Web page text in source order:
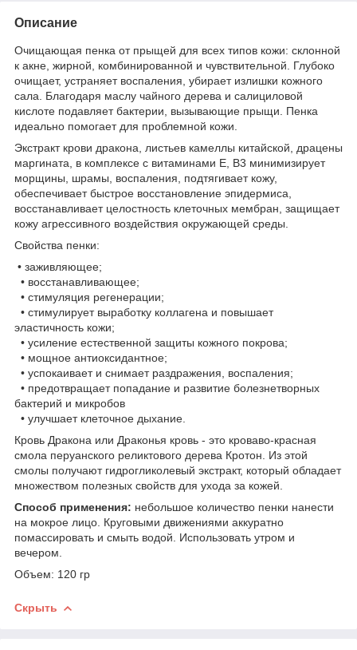
Описание
Очищающая пенка от прыщей для всех типов кожи: склонной
к акне, жирной, комбинированной и чувствительной. Глубоко
очищает, устраняет воспаления, убирает излишки кожного
сала. Благодаря маслу чайного дерева и салициловой
кислоте подавляет бактерии, вызывающие прыщи. Пенка
идеально помогает для проблемной кожи.
Экстракт крови дракона, листьев камеллы китайской, драцены
маргината, в комплексе с витаминами E, B3 минимизирует
морщины, шрамы, воспаления, подтягивает кожу,
обеспечивает быстрое восстановление эпидермиса,
восстанавливает целостность клеточных мембран, защищает
кожу агрессивного воздействия окружающей среды.
Свойства пенки:
• заживляющее;
• восстанавливающее;
• стимуляция регенерации;
• стимулирует выработку коллагена и повышает
эластичность кожи;
• усиление естественной защиты кожного покрова;
• мощное антиоксидантное;
• успокаивает и снимает раздражения, воспаления;
• предотвращает попадание и развитие болезнетворных
бактерий и микробов
• улучшает клеточное дыхание.
Кровь Дракона или Драконья кровь - это кроваво-красная
смола перуанского реликтового дерева Кротон. Из этой
смолы получают гидрогликолевый экстракт, который обладает
множеством полезных свойств для ухода за кожей.
Способ применения: небольшое количество пенки нанести
на мокрое лицо. Круговыми движениями аккуратно
помассировать и смыть водой. Использовать утром и
вечером.
Объем: 120 гр
Скрыть